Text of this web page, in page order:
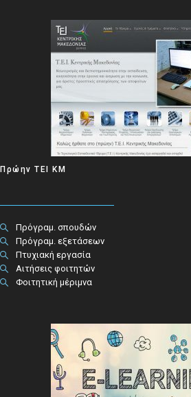
Πρώην ΤΕΙ ΚΜ
Πρόγραμ. σπουδών
Πρόγραμ. εξετάσεων
Πτυχιακή εργασία
Αιτήσεις φοιτητών
Φοιτητική μέριμνα